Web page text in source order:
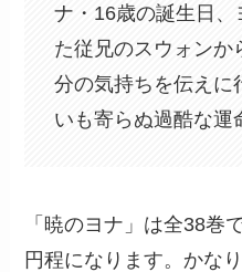
ナ・16歳の誕生日
た従兄のスウォンか
分の気持ちを伝えに
いも寄らぬ過酷な運
「暁のヨナ」は全38巻
円程になります。かな